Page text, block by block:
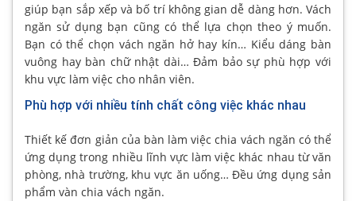
giúp bạn sắp xếp và bố trí không gian dễ dàng hơn. Vách
ngăn sử dụng bạn cũng có thể lựa chọn theo ý muốn.
Bạn có thể chọn vách ngăn hở hay kín… Kiểu dáng bàn
vuông hay bàn chữ nhật dài… Đảm bảo sự phù hợp với
khu vực làm việc cho nhân viên.
Phù hợp với nhiều tính chất công việc khác nhau
Thiết kế đơn giản của bàn làm việc chia vách ngăn có thể
ứng dụng trong nhiều lĩnh vực làm việc khác nhau từ văn
phòng, nhà trường, khu vực ăn uống… Đều ứng dụng sản
phẩm vàn chia vách ngăn.